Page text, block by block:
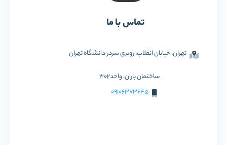
تماس با ما
تهران، خیابان انقلاب، روبری سردر دانشگاه تهران
ساختمان باران، واحد302
09106373645